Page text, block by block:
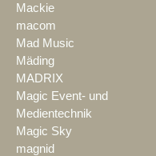
Mackie
macom
Mad Music
Mäding
MADRIX
Magic Event- und
Medientechnik
Magic Sky
magnid